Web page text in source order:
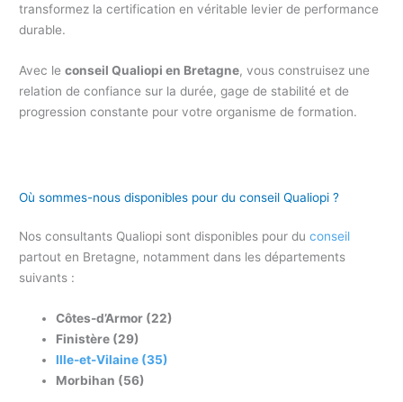
transformez la certification en véritable levier de performance
durable.
Avec leconseil Qualiopi en Bretagne, vous construisez une
relation de confiance sur la durée, gage de stabilité et de
progression constante pour votre organisme de formation.
Où sommes-nous disponibles pour du conseil Qualiopi ?
Nos consultants Qualiopi sont disponibles pour duconseil
partout en Bretagne, notamment dans les départements
suivants :
Côtes-d’Armor (22)
Finistère (29)
Ille-et-Vilaine (35)
Morbihan (56)